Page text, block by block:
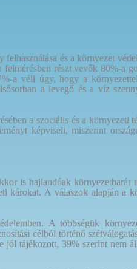
és a környezet
részt vevők 80%-a
a véli úgy, hogy a
a levegő és a víz
a szociális és a
képviseli, miszerint
is hajlandóak
A válaszok alapján a
A többségük
célból történő
tájékozott, 39% szerint nem